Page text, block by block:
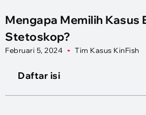
Mengapa Memilih Kasus
Stetoskop?
Februari 5, 2024 Tim Kasus KinFish
Daftar isi